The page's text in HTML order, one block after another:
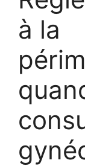
à la